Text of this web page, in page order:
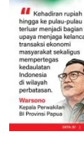
Ekspedisi
sambangi
16 jam lalu